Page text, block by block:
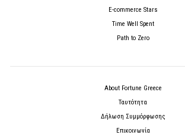
E-commerce Stars
Time Well Spent
Path to Zero
About Fortune Greece
Ταυτότητα
Δήλωση Συμμόρφωσης
Επικοινωνία